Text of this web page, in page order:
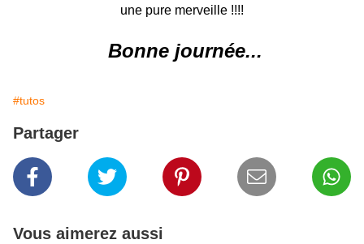
une pure merveille !!!!
Bonne journée...
#tutos
Partager
Vous aimerez aussi